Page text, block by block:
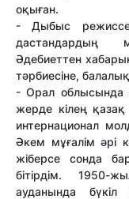
оқыған.
- Дыбыс
дастандардың
Әдебиеттен
тәрбиесіне,
- Орал облысында
жерде кілең
интернационал
Әкем мұғалім әрі
жіберсе сонда
бітірдім. 1950-
ауданында